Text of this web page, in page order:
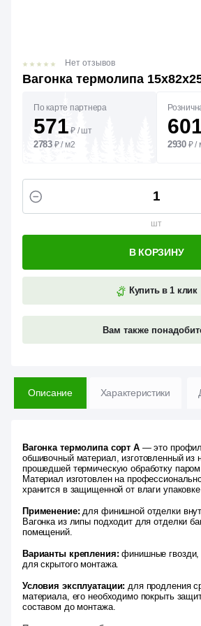
Вагонка термолипа
Нет отзывов
По карте партнера
571 ₽ / шт
2783 ₽/ м2 2930 ₽/
шт
Купить в 1 клик
Вам также
В КОРЗИНУ
Описание Характеристики
Вагонка термолипа сорт А — это
обшивочный материал, изготовленный из
прошедшей термическую обработку
Материал изготовлен на
хранится в защищенной от влаги
Применение: для финишной отделки
Вагонка из липы подходит для отделки
помещений.
Варианты крепления: финишные
для скрытого монтажа.
Условия эксплуатации:для продления
материала, его необходимо покрыть
составом до монтажа.